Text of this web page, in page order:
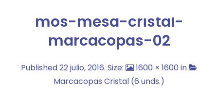
mos-mesa-cristal-
marcacopas-02
Published22 julio, 2016. Size: 1600 × 1600 in
Marcacopas Cristal (6 unds.)